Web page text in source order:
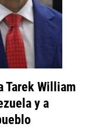
Tarek William
y a